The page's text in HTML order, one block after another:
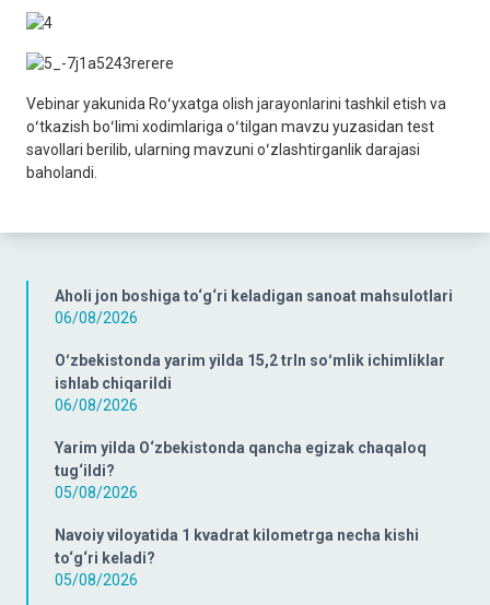
Aholi jon boshiga to‘g‘ri keladigan sanoat mahsulotlari
06/08/2026
Oʻzbekistonda yarim yilda 15,2 trln soʻmlik ichimliklar
ishlab chiqarildi
06/08/2026
Yarim yilda O‘zbekistonda qancha egizak chaqaloq
tug‘ildi?
05/08/2026
Navoiy viloyatida 1 kvadrat kilometrga necha kishi
to‘g‘ri keladi?
05/08/2026
Vebinar yakunida Roʻyxatga olish jarayonlarini tashkil etish va
oʻtkazish boʻlimi xodimlariga oʻtilgan mavzu yuzasidan test
savollari berilib, ularning mavzuni oʻzlashtirganlik darajasi
baholandi.